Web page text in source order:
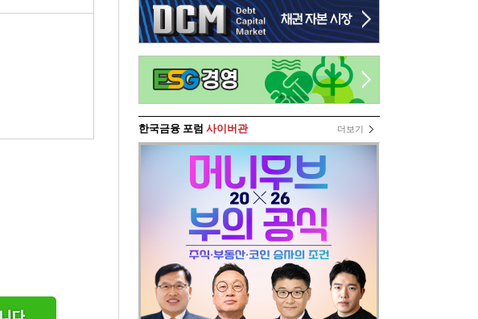
한국금융 포럼 사이버관 더보기